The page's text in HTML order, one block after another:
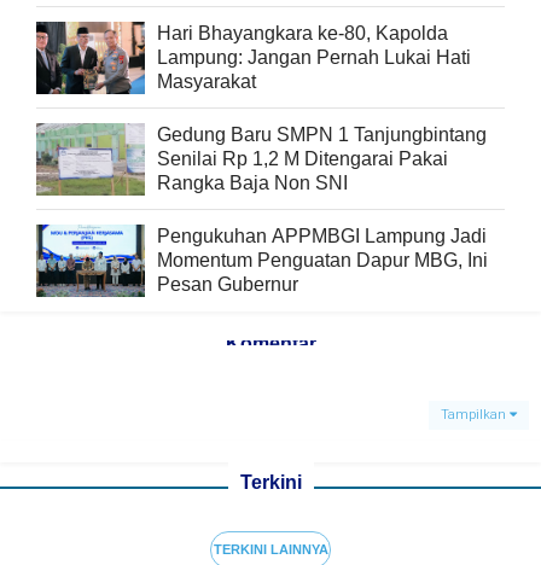
Hari Bhayangkara ke-80, Kapolda
Lampung: Jangan Pernah Lukai Hati
Masyarakat
Gedung Baru SMPN 1 Tanjungbintang
Senilai Rp 1,2 M Ditengarai Pakai
Rangka Baja Non SNI
Pengukuhan APPMBGI Lampung Jadi
Momentum Penguatan Dapur MBG, Ini
Pesan Gubernur
Komentar
Tampilkan
Terkini
TERKINI LAINNYA